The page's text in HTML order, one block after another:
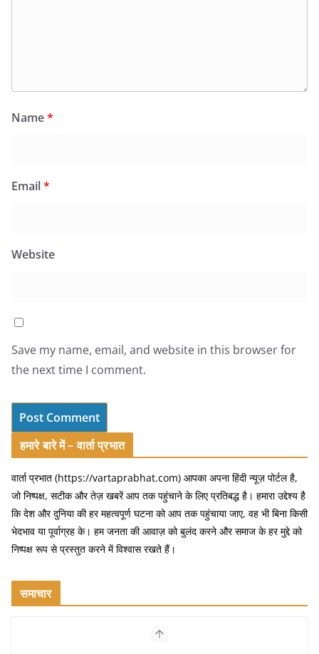
Name*
Email*
Website
Save my name, email, and website in this browser for
the next time I comment.
हमारे बारे में – वार्ता प्रभात
वार्ता प्रभात (https://vartaprabhat.com) आपका अपना हिंदी न्यूज़ पोर्टल है,
जो निष्पक्ष, सटीक और तेज़ खबरें आप तक पहुंचाने के लिए प्रतिबद्ध है। हमारा उद्देश्य है
कि देश और दुनिया की हर महत्वपूर्ण घटना को आप तक पहुंचाया जाए, वह भी बिना किसी
भेदभाव या पूर्वाग्रह के। हम जनता की आवाज़ को बुलंद करने और समाज के हर मुद्दे को
निष्पक्ष रूप से प्रस्तुत करने में विश्वास रखते हैं।
समाचार